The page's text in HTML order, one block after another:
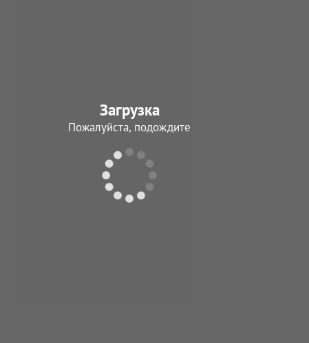
Загрузка
Пожалуйста, подождите